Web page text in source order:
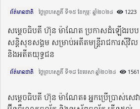
ព័ត៌មានជាតិ ថ្ងៃព្រហស្បតិ៍ ទី១៥ ខែកុម្ភៈ ឆ្នាំ២០២៤​ 1223
សម្តេចធិបតី ហ៊ុន ម៉ាណែត ប្រកាសដំឡើងរបប
សន្តិសុខសង្គម សម្រាប់អតីតមន្ត្រីរាជការស៊ីវិល
និងអតីតយុទ្ធជន
ព័ត៌មានជាតិ ថ្ងៃព្រហស្បតិ៍ ទី១៨ ខែមេសា ឆ្នាំ២០២៤​ 1561
សម្តេចធិបតី ហ៊ុន ម៉ាណែត៖ អ្នកប្រើប្រាស់សេវា